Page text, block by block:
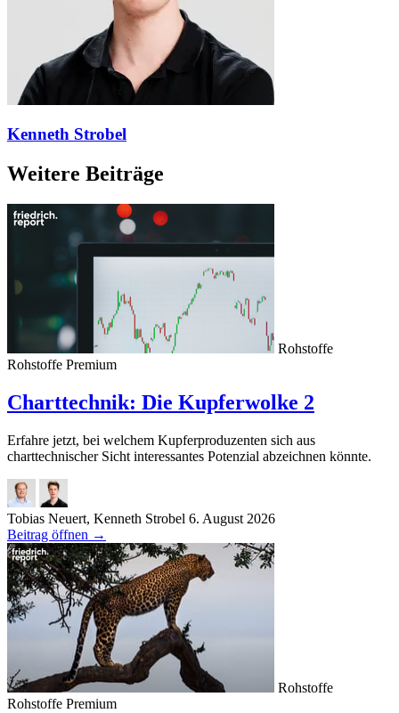
Kenneth Strobel
Weitere Beiträge
Rohstoffe
Rohstoffe Premium
Charttechnik: Die Kupferwolke 2
Erfahre jetzt, bei welchem Kupferproduzenten sich aus
charttechnischer Sicht interessantes Potenzial abzeichnen könnte.
Tobias Neuert, Kenneth Strobel 6. August 2026
Beitrag öffnen →
Rohstoffe
Rohstoffe Premium